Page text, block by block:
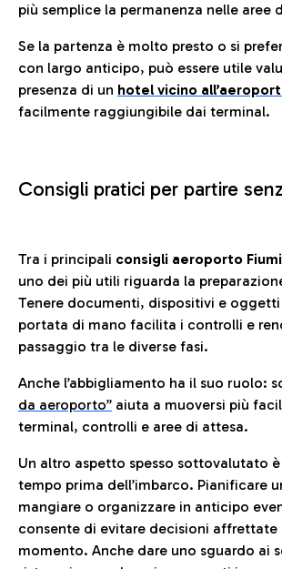
più semplice la permanenza nelle aree
Se la partenza è molto presto o si
con largo anticipo, può essere utile
presenza di un hotel vicino
facilmente raggiungibile dai terminal.
Consigli pratici per partire
Tra i principali consigli aeroporto
uno dei più utili riguarda la
Tenere documenti, dispositivi e oggetti
portata di mano facilita i controlli e
passaggio tra le diverse fasi.
Anche l’abbigliamento ha il suo ruolo:
da aeroporto” aiuta a muoversi più
terminal, controlli e aree di attesa.
Un altro aspetto spesso sottovalutato
tempo prima dell’imbarco. Pianificare
mangiare o organizzare in anticipo
consente di evitare decisioni affrettate
momento. Anche dare uno sguardo ai